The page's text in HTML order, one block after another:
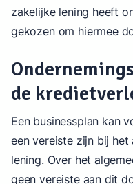
zakelijke lening heeft
gekozen om hiermee
de
Een businessplan kan
een vereiste zijn bij het
lening. Over het
geen vereiste aan dit